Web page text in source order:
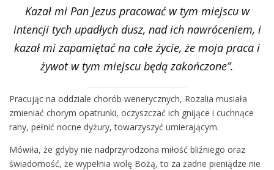
Kazał mi Pan Jezus pracować w tym miejscu w
intencji tych upadłych dusz, nad ich nawróceniem, i
kazał mi zapamiętać na całe życie, że moja praca i
żywot w tym miejscu będą zakończone”.
Pracując na oddziale chorób wenerycznych, Rozalia musiała
zmieniać chorym opatrunki, oczyszczać ich gnijące i cuchnące
rany, pełnić nocne dyżury, towarzyszyć umierającym.
Mówiła, że gdyby nie nadprzyrodzona miłość bliźniego oraz
świadomość, że wypełnia wolę Bożą, to za żadne pieniądze nie